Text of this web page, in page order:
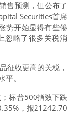
售预测，但公布了
Securities首席
势开始显得有些倦
忽略了很多关税消
征收更高的关税，
。
标普500指数下跌
，报21242.70